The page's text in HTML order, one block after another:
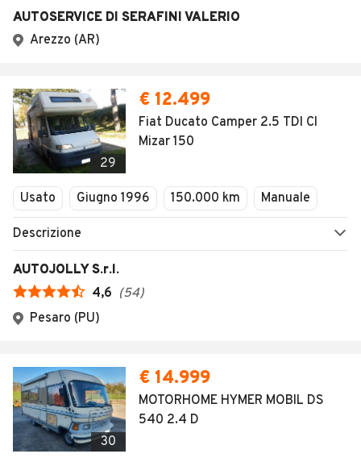
AUTOSERVICE DI SERAFINI VALERIO
Arezzo (AR)
29
€ 12.499
Fiat Ducato Camper 2.5 TDI CI
Mizar 150
Usato Giugno 1996 150.000 km Manuale
Descrizione
AUTOJOLLY S.r.l.
4,6 (54)
Pesaro (PU)
30
€ 14.999
MOTORHOME HYMER MOBIL DS
540 2.4 D